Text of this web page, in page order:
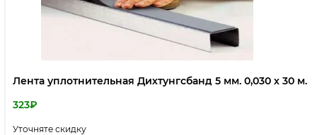
Лента уплотнительная Дихтунгсбанд 5 мм. 0,030 х 30 м.
323₽
Уточняте скидку